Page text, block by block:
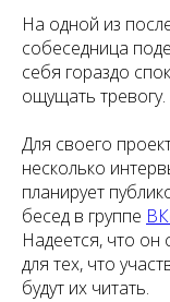
На одной из
собеседница
себя гораздо
ощущать тревогу.
Для своего
несколько
планирует
бесед в группе
Надеется, что он
для тех, что
будут их читать.